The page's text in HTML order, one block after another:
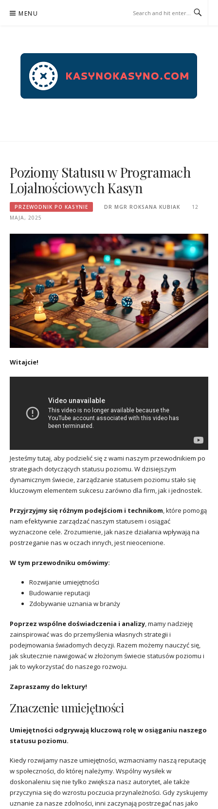
MENU
Poziomy Statusu w Programach
Lojalnościowych Kasyn
PRZEWODNIK PO KASYNIE DR MGR ROKSANA KUBIAK
12
MAJA, 2025
Witajcie!
Jesteśmy tutaj, aby podzielić się z wami naszym przewodnikiem po
strategiach dotyczących statusu poziomu. W dzisiejszym
dynamicznym świecie, zarządzanie statusem poziomu stało się
kluczowym elementem sukcesu zarówno dla firm, jak i jednostek.
Przyjrzyjmy się różnym podejściom i technikom, które pomogą
nam efektywnie zarządzać naszym statusem i osiągać
wyznaczone cele. Zrozumienie, jak nasze działania wpływają na
postrzeganie nas w oczach innych, jest nieocenione.
W tym przewodniku omówimy:
Rozwijanie umiejętności
Budowanie reputacji
Zdobywanie uznania w branży
Poprzez wspólne doświadczenia i analizy, mamy nadzieję
zainspirować was do przemyślenia własnych strategii i
podejmowania świadomych decyzji. Razem możemy nauczyć się,
jak skutecznie nawigować w złożonym świecie statusów poziomu i
jak to wykorzystać do naszego rozwoju.
Zapraszamy do lektury!
Znaczenie umiejętności
Umiejętności odgrywają kluczową rolę w osiąganiu naszego
statusu poziomu.
Kiedy rozwijamy nasze umiejętności, wzmacniamy naszą reputację
w społeczności, do której należymy. Wspólny wysiłek w
doskonaleniu się nie tylko zwiększa nasz autorytet, ale także
przyczynia się do wzrostu poczucia przynależności. Gdy zyskujemy
uznanie za nasze zdolności, inni zaczynają postrzegać nas jako